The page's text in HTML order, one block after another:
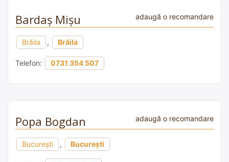
Bardaș Mișu adaugă o recomandare
Brăila , Brăila
Telefon: 0731 354 507
Popa Bogdan adaugă o recomandare
București , București